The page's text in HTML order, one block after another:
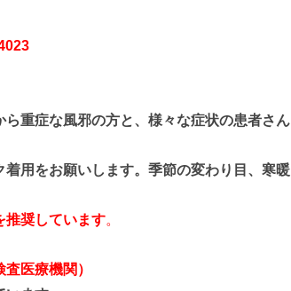
重症な風邪の方と、 様々な症状の患者さん
用をお願いします。季節の変わり目、寒暖
推奨しています。
医療機関）